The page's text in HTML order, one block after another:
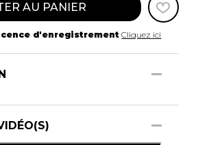
AU PANIER
d'enregistrement Cliquez ici